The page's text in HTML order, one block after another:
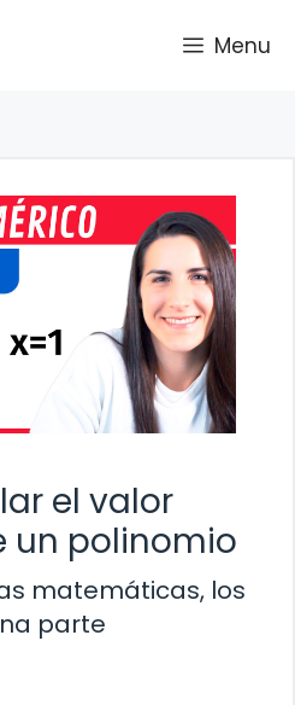
Menu
el valor
un polinomio
matemáticas, los
parte